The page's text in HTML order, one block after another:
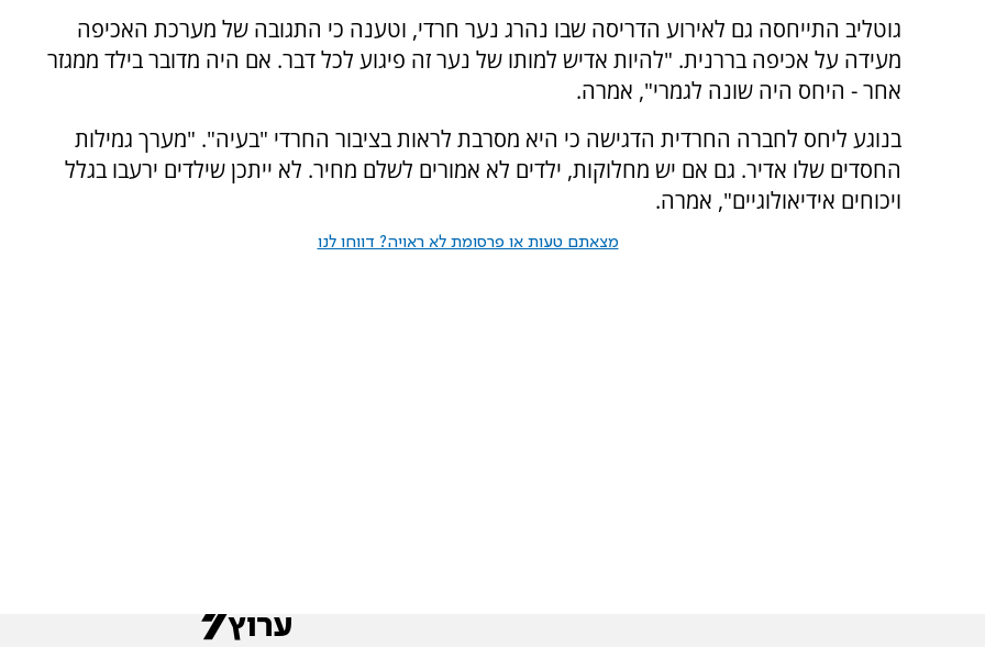
גוטליב התייחסה גם לאירוע הדריסה שבו נהרג נער חרדי, וטענה כי התגובה של מערכת האכיפה
מעידה על אכיפה בררנית. "להיות אדיש למותו של נער זה פיגוע לכל דבר. אם היה מדובר בילד ממגזר
אחר - היחס היה שונה לגמרי", אמרה.
בנוגע ליחס לחברה החרדית הדגישה כי היא מסרבת לראות בציבור החרדי "בעיה". "מערך גמילות
החסדים שלו אדיר. גם אם יש מחלוקות, ילדים לא אמורים לשלם מחיר. לא ייתכן שילדים ירעבו בגלל
ויכוחים אידיאולוגיים", אמרה.
מצאתם טעות או פרסומת לא ראויה? דווחו לנו